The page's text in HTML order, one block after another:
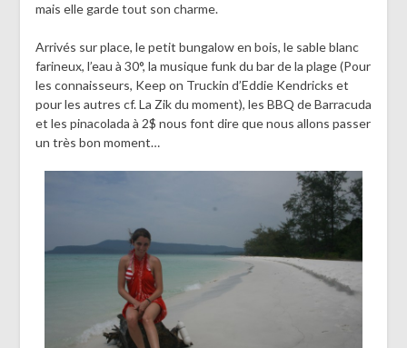
mais elle garde tout son charme.
Arrivés sur place, le petit bungalow en bois, le sable blanc
farineux, l’eau à 30°, la musique funk du bar de la plage (Pour
les connaisseurs, Keep on Truckin d’Eddie Kendricks et
pour les autres cf. La Zik du moment), les BBQ de Barracuda
et les pinacolada à 2$ nous font dire que nous allons passer
un très bon moment…